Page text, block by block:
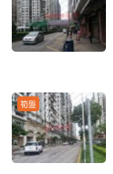
筍盤